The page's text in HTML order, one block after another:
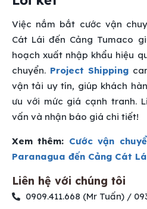
Việc nắm bắt cước vận
Cát Lái đến Cảng Tumaco
hoạch xuất nhập khẩu hiệu
chuyển. Project Shipping
vận tải uy tín, giúp khách
ưu với mức giá cạnh tranh.
vấn và nhận báo giá chi tiết!
Xem thêm: Cước vận
Paranagua đến Cảng Cát
Liên hệ với chúng tôi
0909.411.668 (Mr Tuấn) /